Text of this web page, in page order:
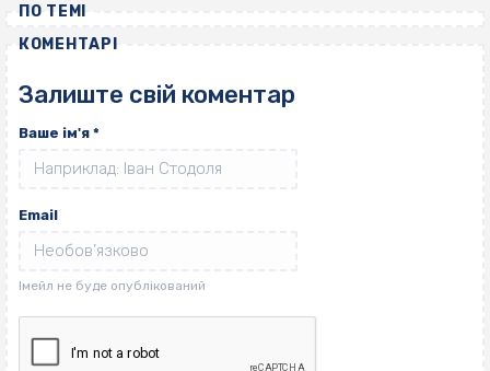
ПО ТЕМІ
КОМЕНТАРІ
Залиште свій коментар
Ваше ім'я *
Email